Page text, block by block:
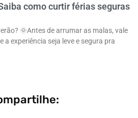
como curtir férias seguras
🌞Antes de arrumar as malas, vale
a experiência seja leve e segura pra